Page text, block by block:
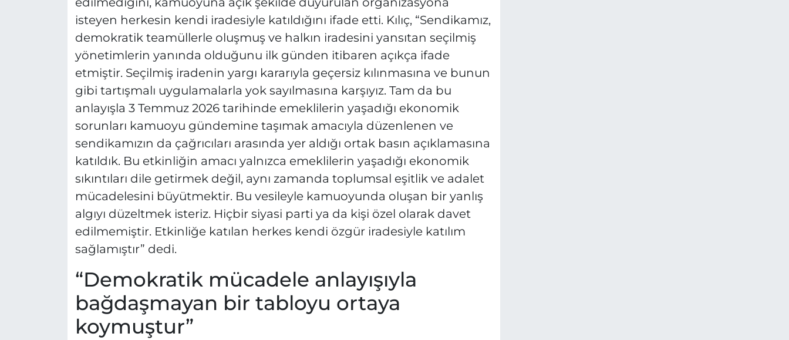
isteyen herkesin kendi iradesiyle katıldığını ifade etti. Kılıç, “Sendikamız,
demokratik teamüllerle oluşmuş ve halkın iradesini yansıtan seçilmiş
yönetimlerin yanında olduğunu ilk günden itibaren açıkça ifade
etmiştir. Seçilmiş iradenin yargı kararıyla geçersiz kılınmasına ve bunun
gibi tartışmalı uygulamalarla yok sayılmasına karşıyız. Tam da bu
anlayışla 3 Temmuz 2026 tarihinde emeklilerin yaşadığı ekonomik
sorunları kamuoyu gündemine taşımak amacıyla düzenlenen ve
sendikamızın da çağrıcıları arasında yer aldığı ortak basın açıklamasına
katıldık. Bu etkinliğin amacı yalnızca emeklilerin yaşadığı ekonomik
sıkıntıları dile getirmek değil, aynı zamanda toplumsal eşitlik ve adalet
mücadelesini büyütmektir. Bu vesileyle kamuoyunda oluşan bir yanlış
algıyı düzeltmek isteriz. Hiçbir siyasi parti ya da kişi özel olarak davet
edilmemiştir. Etkinliğe katılan herkes kendi özgür iradesiyle katılım
sağlamıştır” dedi.
“Demokratik mücadele anlayışıyla
bağdaşmayan bir tabloyu ortaya
koymuştur”